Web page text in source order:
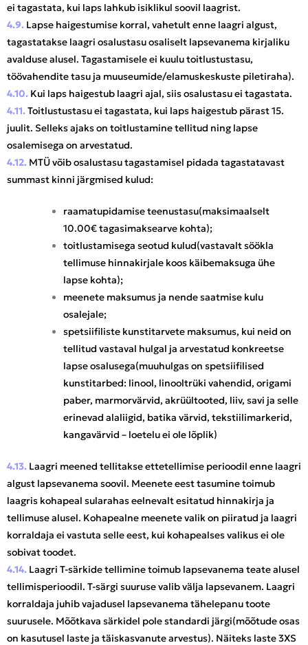
ei tagastata, kui laps lahkub isiklikul soovil laagrist.
4.9. Lapse haigestumise korral, vahetult enne laagri algust,
tagastatakse laagri osalustasu osaliselt lapsevanema kirjaliku
avalduse alusel. Tagastamisele ei kuulu toitlustustasu,
töövahendite tasu ja muuseumide/elamuskeskuste piletiraha).
4.10. Kui laps haigestub laagri ajal, siis osalustasu ei tagastata.
4.11.Toitlustustasu ei tagastata, kui laps haigestub pärast 15.
juulit. Selleks ajaks on toitlustamine tellitud ning lapse
osalemisega on arvestatud.
4.12. MTÜ võib osalustasu tagastamisel pidada tagastatavast
summast kinni järgmised kulud:
raamatupidamise teenustasu(maksimaalselt
10.00€ tagasimaksearve kohta);
toitlustamisega seotud kulud(vastavalt söökla
tellimuse hinnakirjale koos käibemaksuga ühe
lapse kohta);
meenete maksumus ja nende saatmise kulu
osalejale;
spetsiifiliste kunstitarvete maksumus, kui neid on
tellitud vastaval hulgal ja arvestatud konkreetse
lapse osalusega(muuhulgas on spetsiifilised
kunstitarbed: linool, linooltrüki vahendid, origami
paber, marmorvärvid, akrüültooted, liiv, savi ja selle
erinevad alaliigid, batika värvid, tekstiilimarkerid,
kangavärvid – loetelu ei ole lõplik)
4.13. Laagri meened tellitakse ettetellimise perioodil enne laagri
algust lapsevanema soovil. Meenete eest tasumine toimub
laagris kohapeal sularahas eelnevalt esitatud hinnakirja ja
tellimuse alusel. Kohapealne meenete valik on piiratud ja laagri
korraldaja ei vastuta selle eest, kui kohapealses valikus ei ole
sobivat toodet.
4.14. Laagri T-särkide tellimine toimub lapsevanema teate alusel
tellimisperioodil. T-särgi suuruse valib välja lapsevanem. Laagri
korraldaja juhib vajadusel lapsevanema tähelepanu toote
suurusele. Mõõtkava särkidel pole standardi järgi(mõõtude osas
on kasutusel laste ja täiskasvanute arvestus). Näiteks laste 3XS